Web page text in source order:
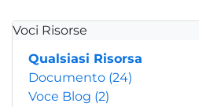
Voci Risorse
Qualsiasi Risorsa
Documento (24)
Voce Blog (2)